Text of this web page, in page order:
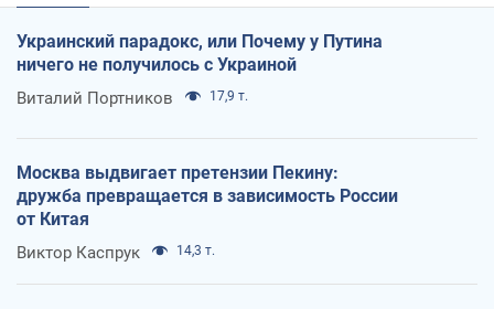
Украинский парадокс, или Почему у Путина
ничего не получилось с Украиной
Виталий Портников 17,9 т.
Москва выдвигает претензии Пекину:
дружба превращается в зависимость России
от Китая
Виктор Каспрук 14,3 т.